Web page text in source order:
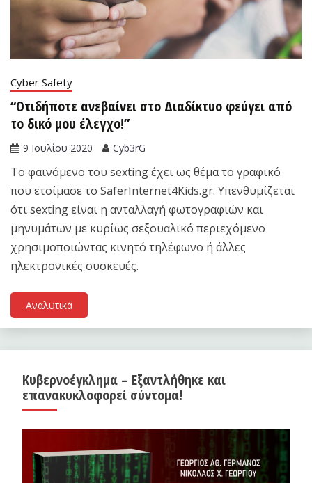
Cyber Safety
“Οτιδήποτε ανεβαίνει στο Διαδίκτυο φεύγει από
το δικό μου έλεγχο!”
9 Ιουλίου 2020 Cyb3rG
Tο φαινόμενο του sexting έχει ως θέμα το γραφικό
που ετοίμασε το SaferInternet4Kids.gr. Υπενθυμίζεται
ότι sexting είναι η ανταλλαγή φωτογραφιών και
μηνυμάτων με κυρίως σεξουαλικό περιεχόμενο
χρησιμοποιώντας κινητό τηλέφωνο ή άλλες
ηλεκτρονικές συσκευές.
Αναλυτικά
Κυβερνοέγκλημα – Εξαντλήθηκε και
επανακυκλοφορεί σύντομα!